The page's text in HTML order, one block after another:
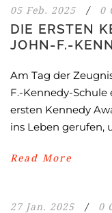
05 Feb. 2025 / 0
DIE ERSTEN
JOHN-F.-
Am Tag der
F.-Kennedy-
ersten Kennedy
ins Leben gerufen,
Read More
27 Jan. 2025 / 0